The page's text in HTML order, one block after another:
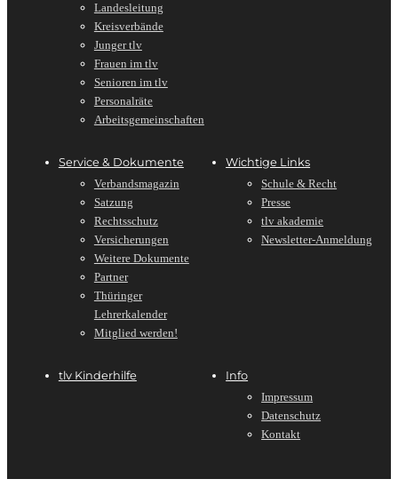
Landesleitung
Kreisverbände
Junger tlv
Frauen im tlv
Senioren im tlv
Personalräte
Arbeitsgemeinschaften
Service & Dokumente
Verbandsmagazin
Satzung
Rechtsschutz
Versicherungen
Weitere Dokumente
Partner
Thüringer
Lehrerkalender
Mitglied werden!
Wichtige Links
Schule & Recht
Presse
tlv akademie
Newsletter-Anmeldung
tlv Kinderhilfe
Info
Impressum
Datenschutz
Kontakt